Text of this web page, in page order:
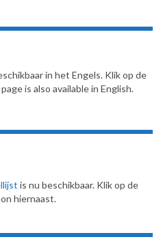
in het Engels. Klik op de
is also available in English.
is nu beschikbaar. Klik op de
hiernaast.